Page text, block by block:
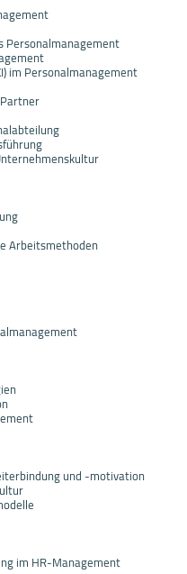
Personalmanagement
im Personalmanagement
Arbeitsmethoden
und -motivation
im HR-Management